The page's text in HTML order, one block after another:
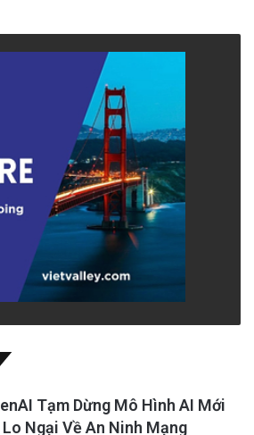
Tạm Dừng Mô Hình AI Mới
Lo Ngại Về An Ninh Mạng